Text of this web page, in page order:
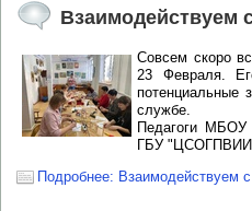
Взаимодействуем
Совсем скоро
23 Февраля.
потенциальные
службе.
⁣Педагоги МБОУ
ГБУ "ЦСОГПВИИ
Подробнее: Взаимодействуем